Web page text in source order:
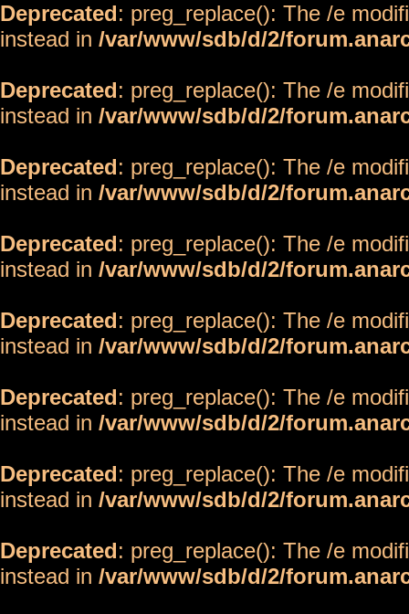
Deprecated: preg_replace(): The /e
instead in /var/www/sdb/d/2/
Deprecated: preg_replace(): The /e
instead in /var/www/sdb/d/2/
Deprecated: preg_replace(): The /e
instead in /var/www/sdb/d/2/
Deprecated: preg_replace(): The /e
instead in /var/www/sdb/d/2/
Deprecated: preg_replace(): The /e
instead in /var/www/sdb/d/2/
Deprecated: preg_replace(): The /e
instead in /var/www/sdb/d/2/
Deprecated: preg_replace(): The /e
instead in /var/www/sdb/d/2/
Deprecated: preg_replace(): The /e
instead in /var/www/sdb/d/2/